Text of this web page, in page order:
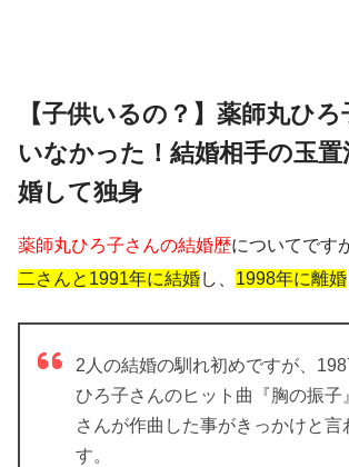
【子供いるの？】薬師丸ひ
いなかった！結婚相手の玉
婚して独身
薬師丸ひろ子さんの結婚歴についてです
二さんと1991年に結婚し、 1998年に離婚
2人の結婚の馴れ初めですが、
ひろ子さんのヒット曲『胸の振子
さんが作曲した事がきっかけと言
す。